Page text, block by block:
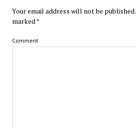
Your email address will not be published.
marked*
Comment